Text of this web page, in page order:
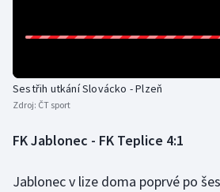
Ostatní
Sestřih utkání Slovácko - Plzeň
Zdroj: ČT sport
FK Jablonec - FK Teplice 4:1
Jablonec v lize doma poprvé po